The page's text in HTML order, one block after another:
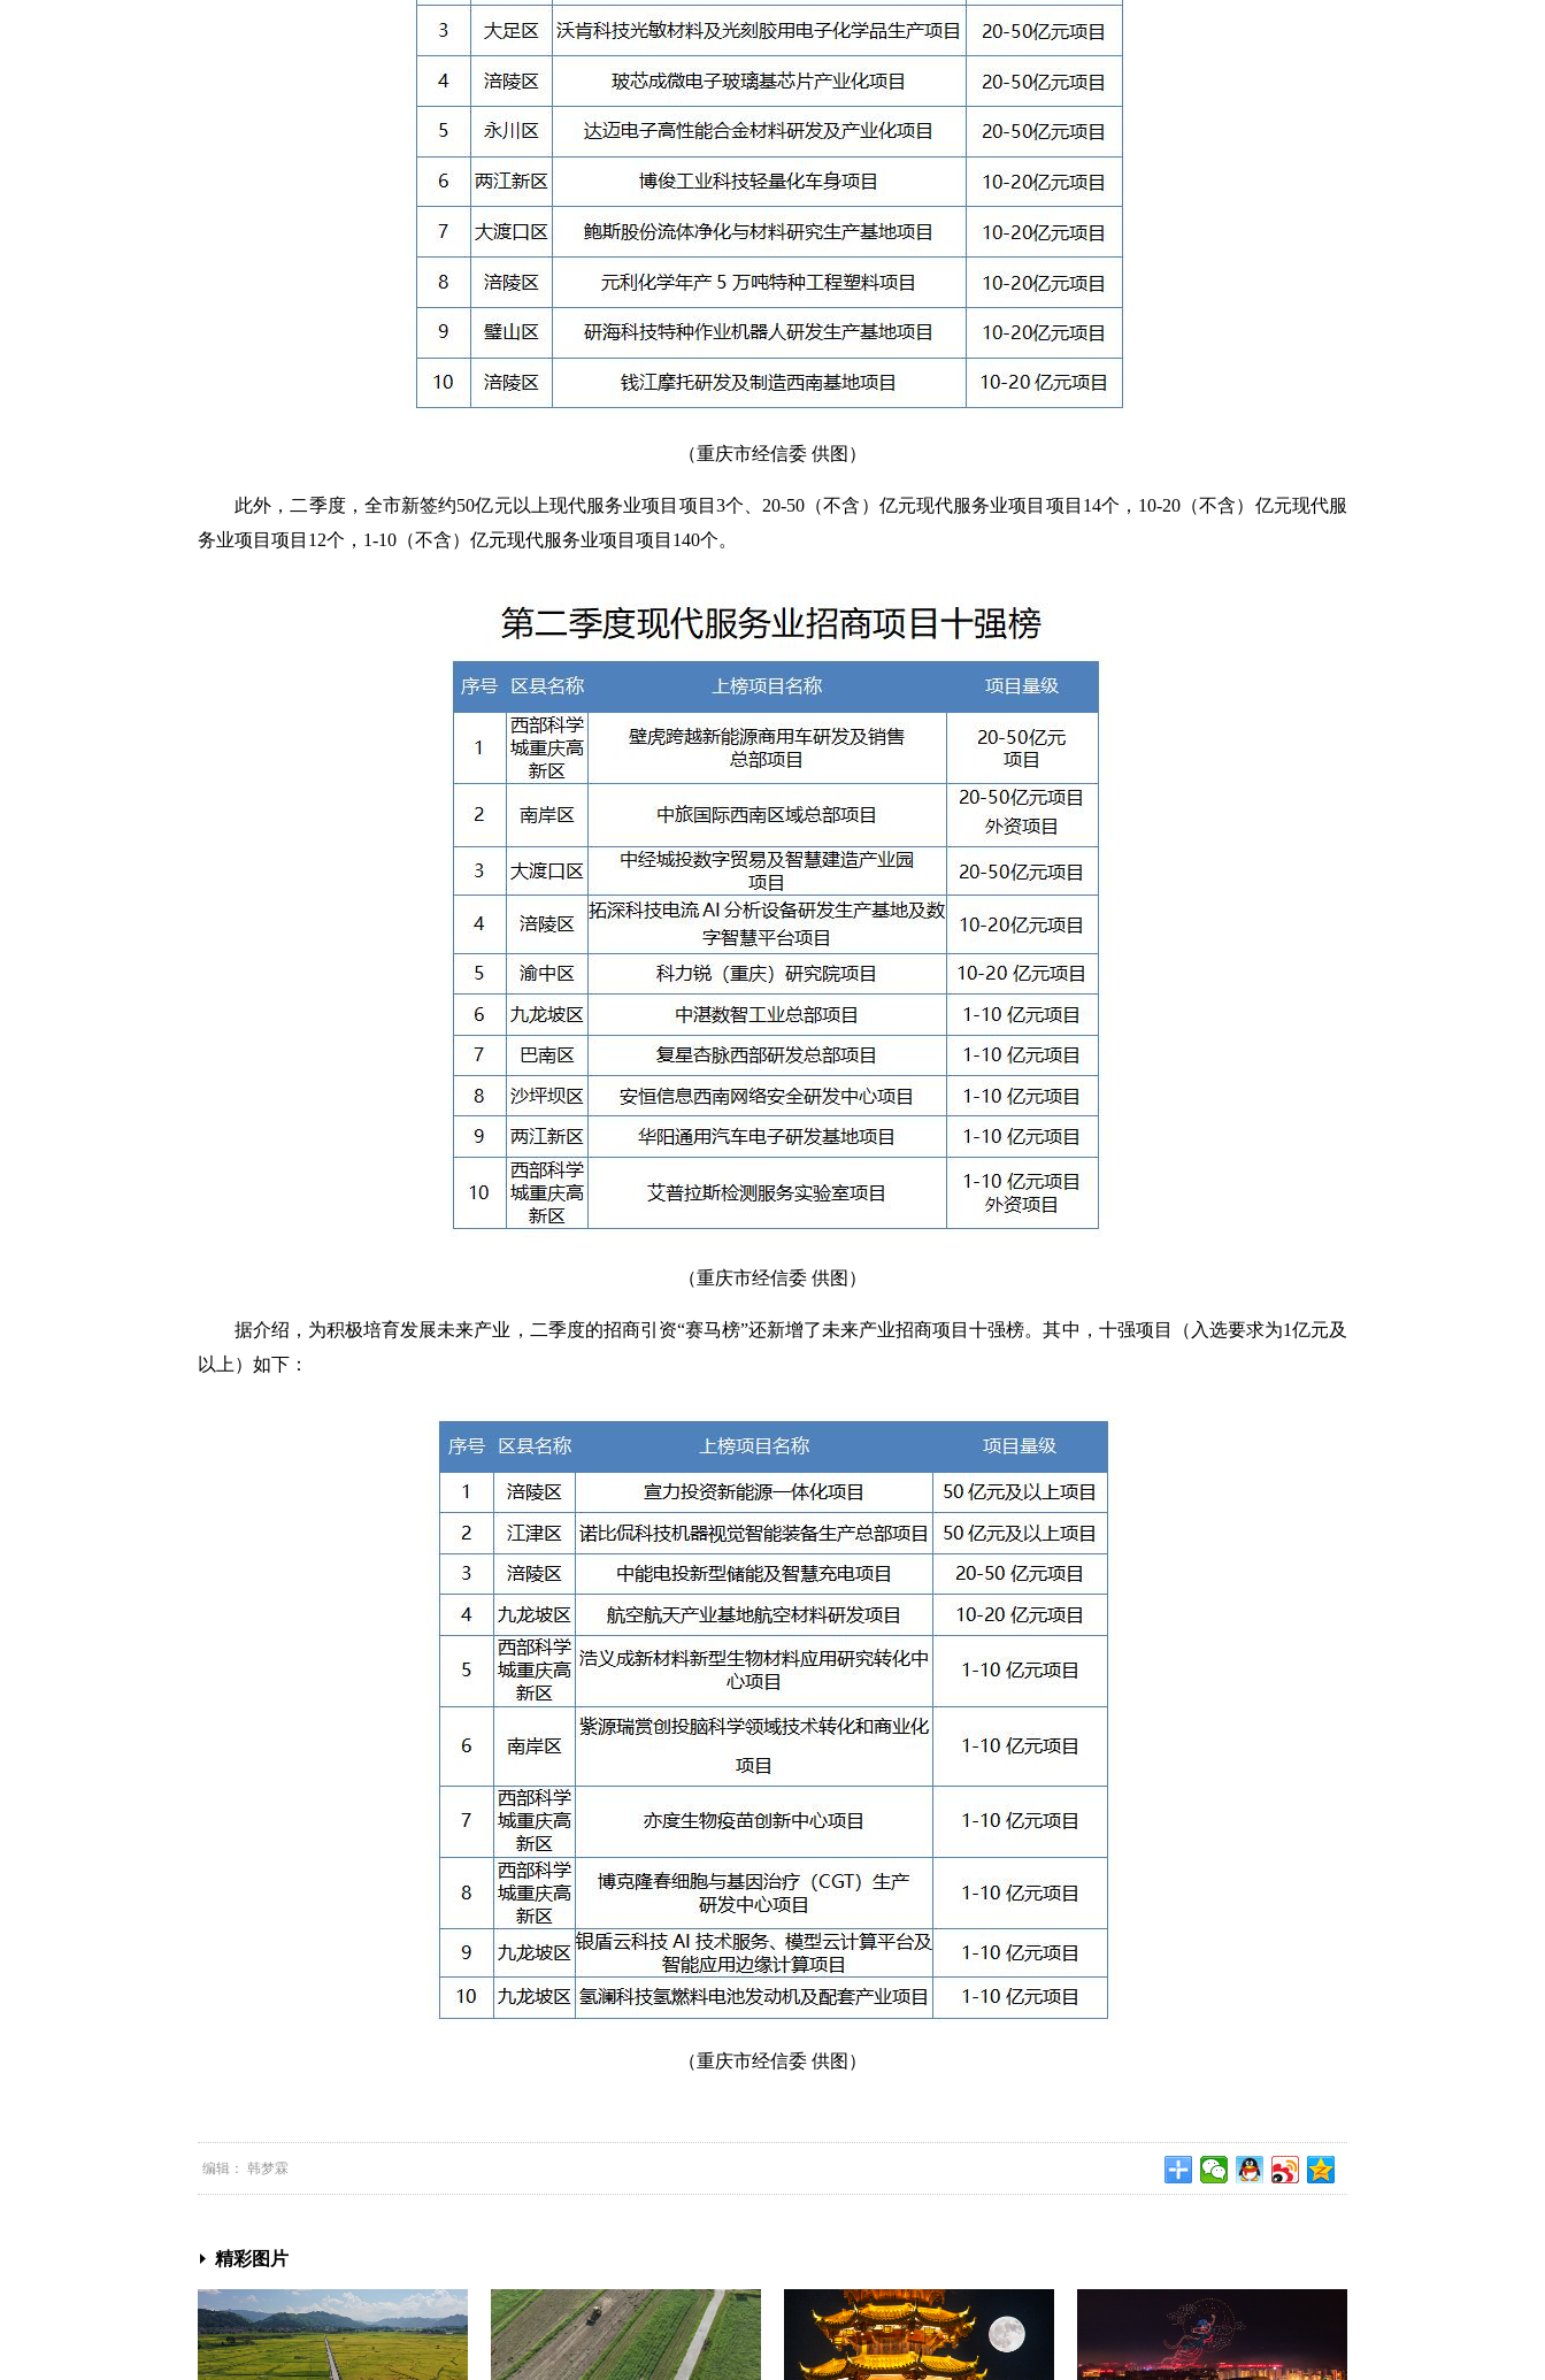
（重庆市经信委 供图）
此外，二季度，全市新签约50亿元以上现代服务业项目项目3个、20-50（不含）亿元现代服务业项目项目14个，10-20（不含）亿元现代服
务业项目项目12个，1-10（不含）亿元现代服务业项目项目140个。
（重庆市经信委 供图）
据介绍，为积极培育发展未来产业，二季度的招商引资“赛马榜”还新增了未来产业招商项目十强榜。其中，十强项目（入选要求为1亿元及
以上）如下：
（重庆市经信委 供图）
编辑： 韩梦霖